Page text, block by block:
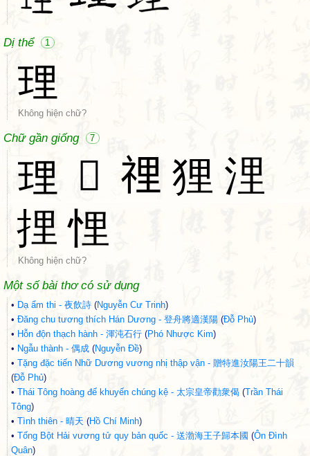
Dị thể 1
理
Không hiện chữ?
Chữ gần giống 7
理 𦎐 𥚃 狸 浬
捚 悝
Không hiện chữ?
Một số bài thơ có sử dụng
• Dạ ẩm thi - 夜飲詩 (Nguyễn Cư Trinh)
• Đăng chu tương thích Hán Dương - 登舟將適漢陽 (Đỗ Phủ)
• Hỗn độn thạch hành - 渾沌石行 (Phó Nhược Kim)
• Ngẫu thành - 偶成 (Nguyễn Đề)
• Tặng đặc tiến Nhữ Dương vương nhị thập vận - 贈特進汝陽王二十韻
(Đỗ Phủ)
• Thái Tông hoàng đế khuyến chúng kệ - 太宗皇帝勸衆偈 (Trần Thái
Tông)
• Tình thiên - 晴天 (Hồ Chí Minh)
• Tống Bột Hải vương tử quy bản quốc - 送渤海王子歸本國 (Ôn Đình
Quân)